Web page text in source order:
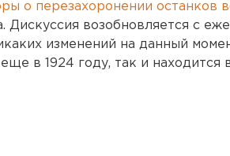
о перезахоронении останков
Дискуссия возобновляется с
изменений на данный
в 1924 году, так и находится